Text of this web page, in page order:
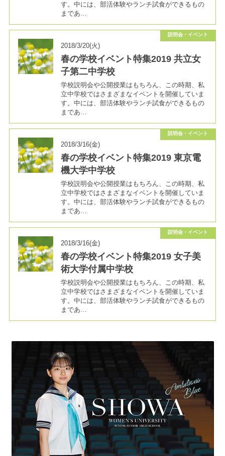
す。中には、部活体験やランチ試食ができるもの
まであ…
説明会・イベント
2018/3/20(火)
春の学校イベント特集2019 共立女
子第二中学校
学校説明会や公開授業はもちろん、この時期、私
立中学校ではさまざまなイベントを開催していま
す。中には、部活体験やランチ試食ができるもの
まであ…
説明会・イベント
2018/3/16(金)
春の学校イベント特集2019 東京電
機大学中学校
学校説明会や公開授業はもちろん、この時期、私
立中学校ではさまざまなイベントを開催していま
す。中には、部活体験やランチ試食ができるもの
まであ…
説明会・イベント
2018/3/16(金)
春の学校イベント特集2019 女子美
術大学付属中学校
学校説明会や公開授業はもちろん、この時期、私
立中学校ではさまざまなイベントを開催していま
す。中には、部活体験やランチ試食ができるもの
まであ…